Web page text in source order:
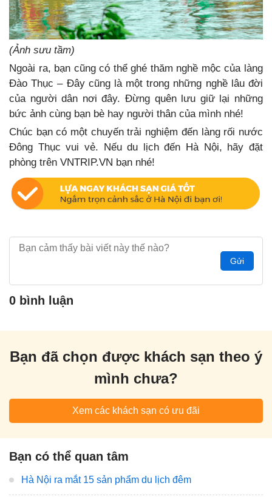
(Ảnh sưu tầm)
Ngoài ra, bạn cũng có thể ghé thăm nghề mộc của làng
Đào Thục – Đây cũng là một trong những nghề lâu đời
của người dân nơi đây. Đừng quên lưu giữ lại những
bức ảnh cùng bạn bè hay người thân của mình nhé!
Chúc bạn có một chuyến trải nghiệm đến làng rối nước
Đông Thục vui vẻ. Nếu du lịch đến Hà Nội, hãy đặt
phòng trên VNTRIP.VN bạn nhé!
Gửi
0 bình luận
Bạn đã chọn được khách sạn theo ý
mình chưa?
Xem các khách sạn có ưu đãi
Bạn có thể quan tâm
Hà Nội ra mắt 15 sản phẩm du lịch đêm